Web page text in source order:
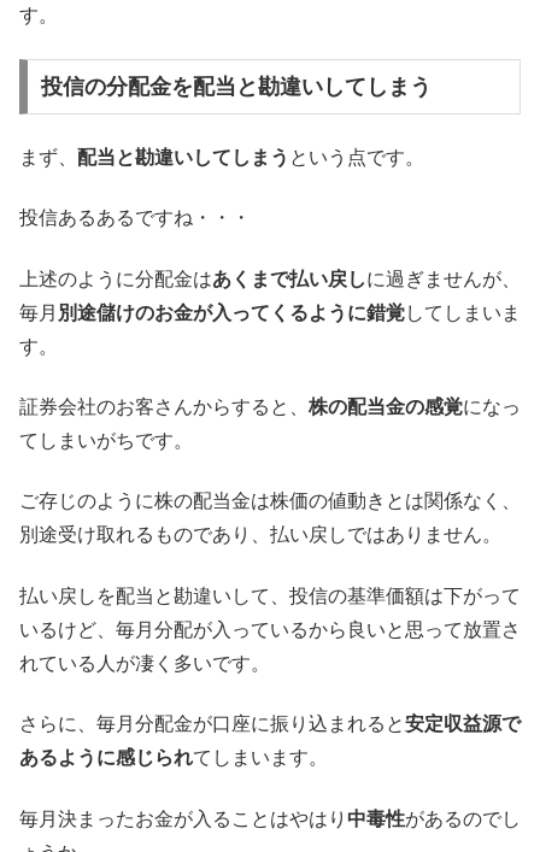
す。
投信の分配金を配当と勘違いしてしまう
まず、 配当と勘違いしてしまう という点です。
投信あるあるですね・・・
上述のように分配金はあくまで払い戻しに過ぎませんが、
毎月 別途儲けのお金が入ってくるように錯覚してしまいま
す。
証券会社のお客さんからすると、 株の配当金の感覚になっ
てしまいがちです。
ご存じのように株の配当金は株価の値動きとは関係なく、
別途受け取れるものであり、払い戻しではありません。
払い戻しを配当と勘違いして、投信の基準価額は下がって
いるけど、毎月分配が入っているから良いと思って放置さ
れている人が凄く多いです。
さらに、毎月分配金が口座に振り込まれると安定収益源で
あるように感じられてしまいます。
毎月決まったお金が入ることはやはり 中毒性があるのでし